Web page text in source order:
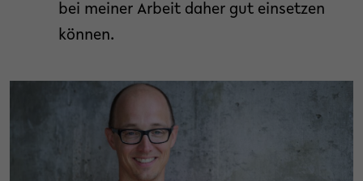
bei meiner Arbeit daher gut einsetzen
können.